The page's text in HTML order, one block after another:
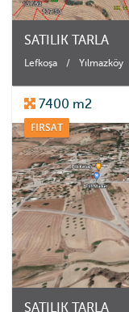
SATILIK TARLA
Lefkoşa / Yılmazköy
7400 m2
FIRSAT
SATILIK TARLA